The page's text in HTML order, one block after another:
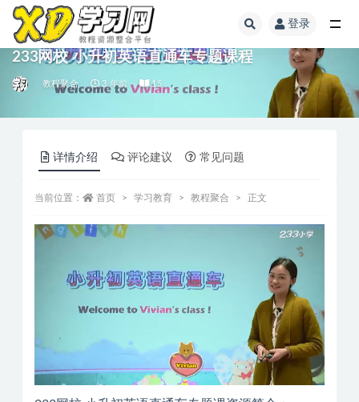
登录
233网校 小升初英语直通车专题课程
教程聚合 3 年前 15
详情介绍 评论建议 常见问题
当前位置： 首页 学习教育 教程聚合 正文